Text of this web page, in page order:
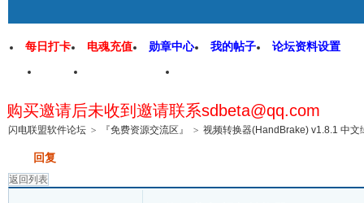
首页 闪电联盟论坛
每日打卡 电魂充值 勋章中心 我的帖子 论坛资料设置
购买邀请后未收到邀请联系sdbeta@qq.com
闪电联盟软件论坛 > 『免费资源交流区』 > 视频转换器(HandBrake) v1.8.1 中文
回复
返回列表